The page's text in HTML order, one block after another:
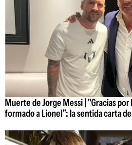
Muerte de Jorge Messi | "Gracias
formado a Lionel": la sentida carta